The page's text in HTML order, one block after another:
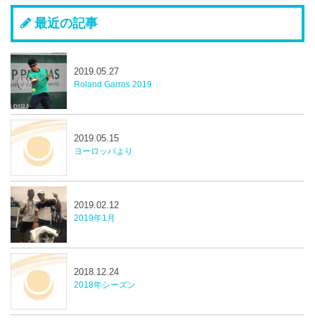
最近の記事
Roland Garros 2019
2019.05.27
ヨーロッパより
2019.05.15
2019年1月
2019.02.12
2018年シーズン
2018.12.24